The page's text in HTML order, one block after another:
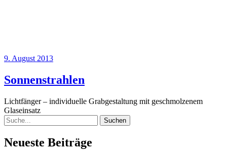
9. August 2013
Sonnenstrahlen
Lichtfänger – individuelle Grabgestaltung mit geschmolzenem
Glaseinsatz
Suche
Neueste Beiträge